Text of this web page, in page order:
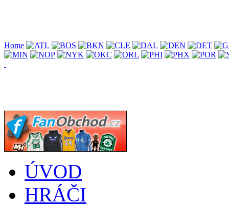
Home
ÚVOD
HRÁČI